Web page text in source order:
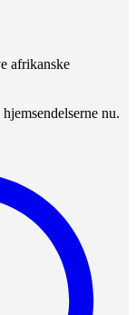
afrikanske
nu.